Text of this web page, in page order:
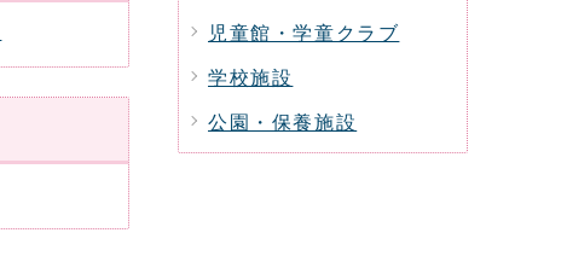
児童館・学童クラブ
学校施設
公園・保養施設